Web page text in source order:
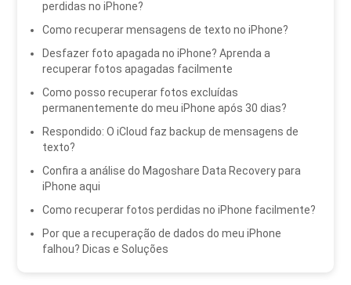
perdidas no iPhone?
Como recuperar mensagens de texto no iPhone?
Desfazer foto apagada no iPhone? Aprenda a
recuperar fotos apagadas facilmente
Como posso recuperar fotos excluídas
permanentemente do meu iPhone após 30 dias?
Respondido: O iCloud faz backup de mensagens de
texto?
Confira a análise do Magoshare Data Recovery para
iPhone aqui
Como recuperar fotos perdidas no iPhone facilmente?
Por que a recuperação de dados do meu iPhone
falhou? Dicas e Soluções